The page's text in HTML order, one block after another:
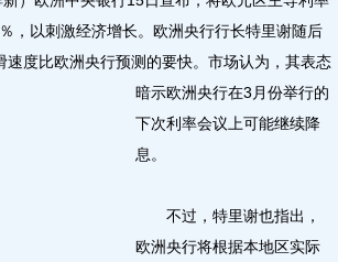
，以刺激经济增长。欧洲央行行长特里谢随后
度比欧洲央行预测的要快。 市场认为，其表态
暗示欧洲央行在3月份举行的
下次利率会议上可能继续降
息。
不过，特里谢也指出，
欧洲央行将根据本地区实际